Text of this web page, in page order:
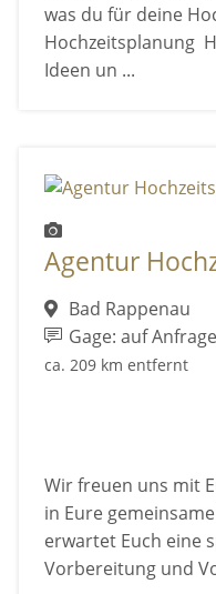
was du für deine
Hochzeitsplanung
Ideen un ...
Agentur
Bad Rappenau
Gage: auf Anfrage
ca. 209 km entfernt
Wir freuen uns mit
in Eure
erwartet Euch eine
Vorbereitung und